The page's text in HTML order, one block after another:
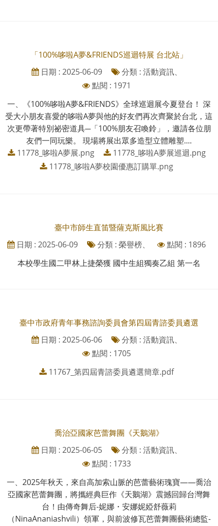
「100%哆啦A夢&FRIENDS巡迴特展 台北站」
日期 : 2025-06-09
分類 : 活動資訊、
點閱 : 1971
一、《100%哆啦A夢&FRIENDS》全球巡迴展今夏登台！ 深
受大小朋友喜愛的哆啦A夢與他的好友們再次齊聚於台北，這
次更帶著特別祕密道具─「100%朋友召喚鈴」，邀請各位朋
友們一同玩樂。 現場將展出眾多造型立體雕塑....
11778_哆啦A夢展.png
11778_哆啦A夢展巡迴.png
11778_哆啦A夢校園優惠訂購單.png
臺中市師生直笛暨薩克斯風比賽
日期 : 2025-06-09
分類 : 榮譽榜、
點閱 : 1896
本校學生國二甲林上捷榮獲 國中生組獨奏乙組 第一名
臺中市政府青年事務諮詢委員會第四屆青諮委員遴選
日期 : 2025-06-06
分類 : 活動資訊、
點閱 : 1705
11767_第四屆青諮委員遴選簡章.pdf
喬治亞國家芭蕾舞團《天鵝湖》
日期 : 2025-06-05
分類 : 活動資訊、
點閱 : 1733
一、2025年秋天，來自高加索山脈的芭蕾藝術瑰寶——喬治
亞國家芭蕾舞團，將攜經典巨作《天鵝湖》震撼回歸台灣舞
台！由傳奇舞后-妮娜・安娜妮婭舒薇莉
（NinaAnaniashvili）領軍，與前波修瓦芭蕾舞團藝術總監-